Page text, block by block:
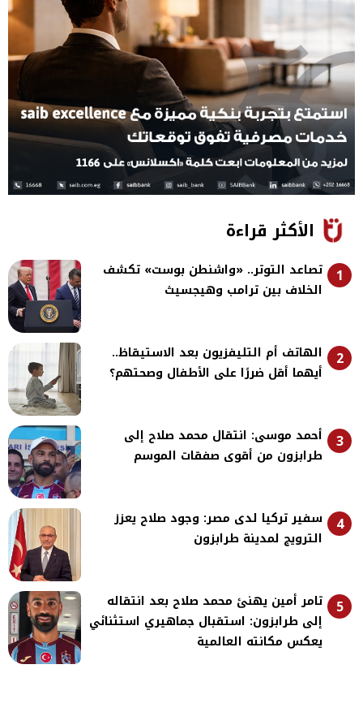
الأكثر قراءة
1
تصاعد التوتر.. «واشنطن بوست» تكشف
الخلاف بين ترامب وهيجسيث
2
الهاتف أم التليفزيون بعد الاستيقاظ..
أيهما أقل ضررًا على الأطفال وصحتهم؟
3
أحمد موسى: انتقال محمد صلاح إلى
طرابزون من أقوى صفقات الموسم
4
سفير تركيا لدى مصر: وجود صلاح يعزز
الترويج لمدينة طرابزون
5
تامر أمين يهنئ محمد صلاح بعد انتقاله
إلى طرابزون: استقبال جماهيري استثنائي
يعكس مكانته العالمية